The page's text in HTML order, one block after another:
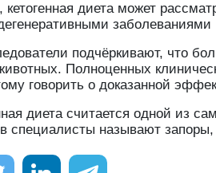
диета может
подчёркивают, что
Полноценных
говорить о доказанной
диета считается одной из
специалисты называют